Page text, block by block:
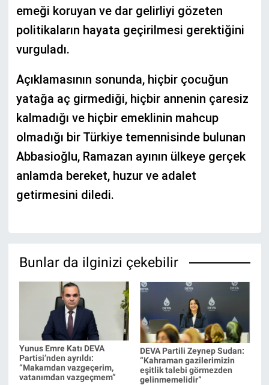
emeği koruyan ve dar gelirliyi gözeten
politikaların hayata geçirilmesi gerektiğini
vurguladı.
Açıklamasının sonunda, hiçbir çocuğun
yatağa aç girmediği, hiçbir annenin çaresiz
kalmadığı ve hiçbir emeklinin mahcup
olmadığı bir Türkiye temennisinde bulunan
Abbasioğlu, Ramazan ayının ülkeye gerçek
anlamda bereket, huzur ve adalet
getirmesini diledi.
Bunlar da ilginizi çekebilir
Yunus Emre Katı DEVA
Partisi’nden ayrıldı:
“Makamdan vazgeçerim,
vatanımdan vazgeçmem”
DEVA Partili Zeynep Sudan:
“Kahraman gazilerimizin
eşitlik talebi görmezden
gelinmemelidir”